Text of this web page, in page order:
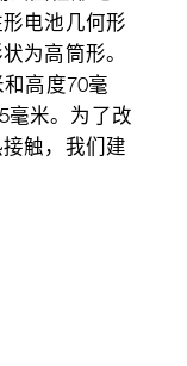
电池几何形
为高筒形。
高度70毫
毫米。为了改
触，我们建